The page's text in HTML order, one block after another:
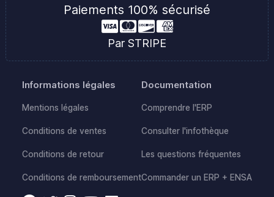
Paiements 100% sécurisé
Par STRIPE
Informations légales
Mentions légales
Conditions de ventes
Conditions de retour
Conditions de remboursement
Documentation
Comprendre l'ERP
Consulter l'infothèque
Les questions fréquentes
Commander un ERP + ENSA